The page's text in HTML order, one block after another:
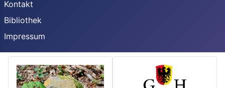
Kontakt
Bibliothek
Impressum